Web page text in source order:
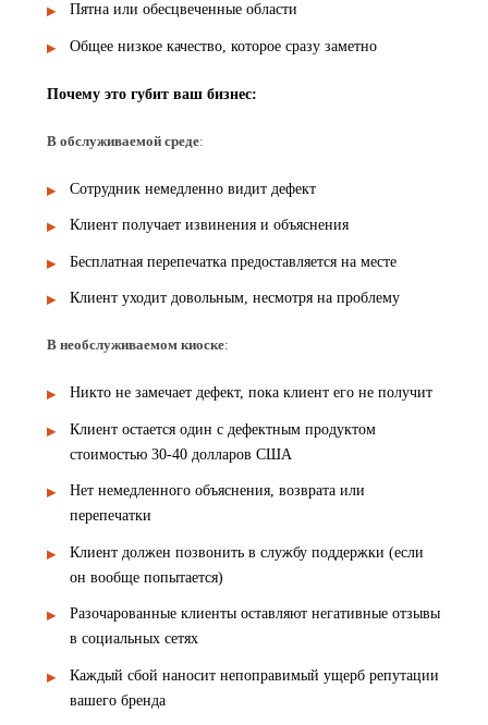
Пятна или обесцвеченные области
Общее низкое качество, которое сразу заметно
Почему это губит ваш бизнес:
В обслуживаемой среде:
Сотрудник немедленно видит дефект
Клиент получает извинения и объяснения
Бесплатная перепечатка предоставляется на месте
Клиент уходит довольным, несмотря на проблему
В необслуживаемом киоске:
Никто не замечает дефект, пока клиент его не получит
Клиент остается один с дефектным продуктом
стоимостью 30-40 долларов США
Нет немедленного объяснения, возврата или
перепечатки
Клиент должен позвонить в службу поддержки (если
он вообще попытается)
Разочарованные клиенты оставляют негативные отзывы
в социальных сетях
Каждый сбой наносит непоправимый ущерб репутации
вашего бренда